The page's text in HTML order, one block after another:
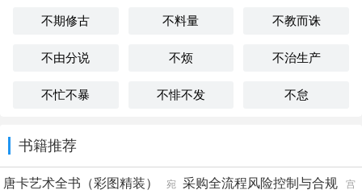
不期修古 不料量 不教而诛
不由分说 不烦 不治生产
不忙不暴 不悱不发 不怠
书籍推荐
唐卡艺术全书（彩图精装） 宛 采购全流程风险控制与合规 宫